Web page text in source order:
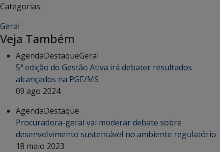
Categorias :
Geral
Veja Também
AgendaDestaqueGeral
5ª edição do Gestão Ativa irá debater resultados
alcançados na PGE/MS
09 ago 2024
AgendaDestaque
Procuradora-geral vai moderar debate sobre
desenvolvimento sustentável no ambiente regulatório
18 maio 2023